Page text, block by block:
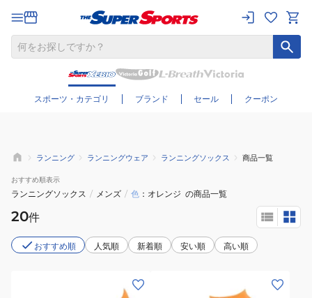
スポーツ・カテゴリ ブランド セール クーポン
さらに絞り込む
ランニング ランニングウェア ランニングソックス 商品一覧
おすすめ順表示
ランニングソックス / メンズ / 色 オレンジ の商品一覧
20件
おすすめ順 人気順 新着順 安い順 高い順